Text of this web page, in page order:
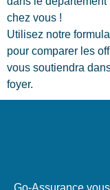
chez vous !
Utilisez notre
pour comparer les
vous soutiendra
foyer.
Go-Assurance